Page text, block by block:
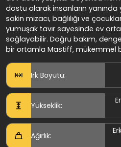
dostu olarak insanların yanında
sakin mizacı, bağlılığı ve
yumuşak tavır sayesinde ev
sağlayabilir. Doğru bakım,
bir ortamla Mastiff, mükemmel
Irk Boyutu:
Yükseklik:
Ağırlık: